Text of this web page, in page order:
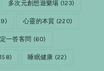
多次元創想遊樂場 (123)
心靈的本質 (220)
一答客問 (60)
睡眠健康 (22)